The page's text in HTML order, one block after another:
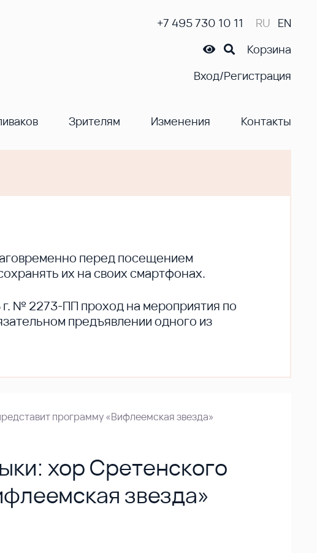
+7 495 730 10 11 RU EN
Корзина
Вход/Регистрация
Зрителям Изменения Контакты
перед посещением
их на своих смартфонах.
г. № 2273-ПП проход на мероприятия по
предъявлении одного из
программу «Вифлеемская звезда»
хор Сретенского
звезда»